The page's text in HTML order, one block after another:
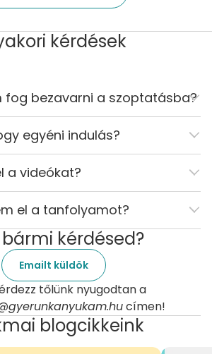
kérdések
fog bezavarni a szoptatásba?
egyéni indulás?
a videókat?
el a tanfolyamot?
kérdésed?
Emailt küldök
tőlünk nyugodtan a
címen!
blogcikkeink